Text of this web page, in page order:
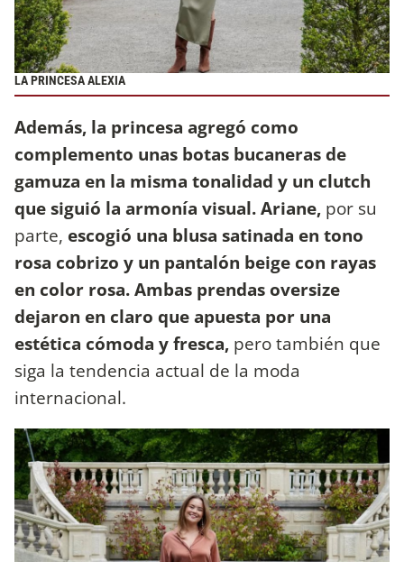
LA PRINCESA ALEXIA
Además, la princesa agregó como
complemento unas botas bucaneras de
gamuza en la misma tonalidad y un clutch
que siguió la armonía visual. Ariane, por su
parte, escogió una blusa satinada en tono
rosa cobrizo y un pantalón beige con rayas
en color rosa. Ambas prendas oversize
dejaron en claro que apuesta por una
estética cómoda y fresca, pero también que
siga la tendencia actual de la moda
internacional.